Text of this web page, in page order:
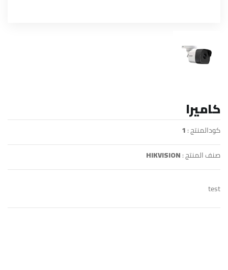
كاميرا
كودالمنتج :1
صنف المنتج :HIKVISION
test